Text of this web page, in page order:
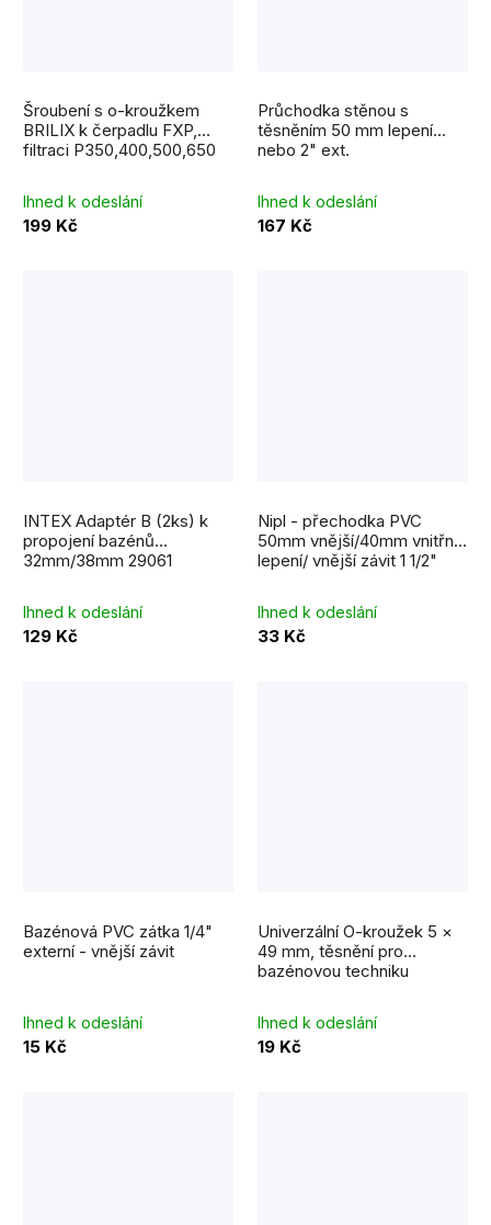
Šroubení s o-kroužkem
BRILIX k čerpadlu FXP,
filtraci P350,400,500,650
Ihned k odeslání
199 Kč
Průchodka stěnou s
těsněním 50 mm lepení
nebo 2" ext.
Ihned k odeslání
167 Kč
INTEX Adaptér B (2ks) k
propojení bazénů
32mm/38mm 29061
Ihned k odeslání
129 Kč
Nipl - přechodka PVC
50mm vnější/40mm vnitřní
lepení/ vnější závit 1 1/2"
Ihned k odeslání
33 Kč
Bazénová PVC zátka 1/4"
externí - vnější závit
Ihned k odeslání
15 Kč
Univerzální O-kroužek 5 ×
49 mm, těsnění pro
bazénovou techniku
Ihned k odeslání
19 Kč